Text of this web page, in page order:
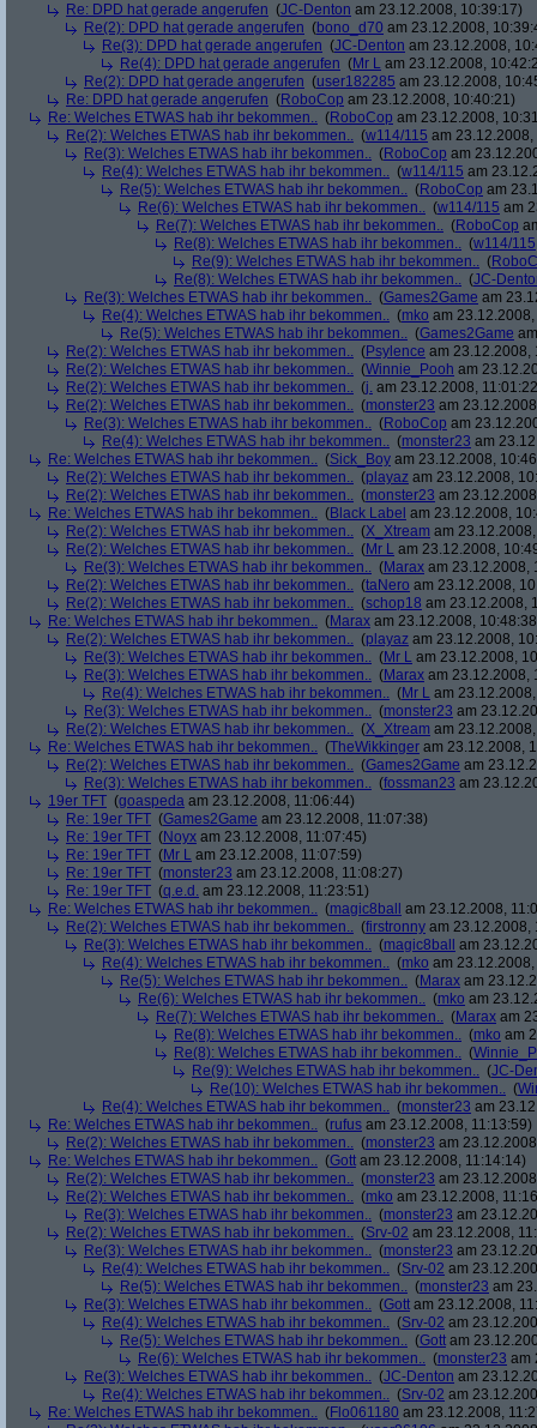
Re: DPD hat gerade angerufen (JC-Denton am 23.12.2008, 10:39:17)
Re(2): DPD hat gerade angerufen (bono_d70 am 23.12.2008,
Re(3): DPD hat gerade angerufen (JC-Denton am 23.12.2008,
Re(4): DPD hat gerade angerufen (Mr L am 23.12.2008,
Re(2): DPD hat gerade angerufen (user182285 am 23.12.2008,
Re: DPD hat gerade angerufen (RoboCop am 23.12.2008, 10:40:21)
Re: Welches ETWAS hab ihr bekommen.. (RoboCop am 23.12.2008,
Re(2): Welches ETWAS hab ihr bekommen.. (w114/115 am
Re(3): Welches ETWAS hab ihr bekommen.. (RoboCop am
Re(4): Welches ETWAS hab ihr bekommen.. (w114/115 am
Re(5): Welches ETWAS hab ihr bekommen.. (RoboCop am
Re(6): Welches ETWAS hab ihr bekommen.. (w114/115 am
Re(7): Welches ETWAS hab ihr bekommen.. (RoboCop
Re(8): Welches ETWAS hab ihr bekommen.. (w114/115
Re(9): Welches ETWAS hab ihr bekommen.. (
Re(8): Welches ETWAS hab ihr bekommen.. (JC-
Re(3): Welches ETWAS hab ihr bekommen.. (Games2Game am
Re(4): Welches ETWAS hab ihr bekommen.. (mko am
Re(5): Welches ETWAS hab ihr bekommen.. (Games2Game
Re(2): Welches ETWAS hab ihr bekommen.. (Psylence am 23.12.2008,
Re(2): Welches ETWAS hab ihr bekommen.. (Winnie_Pooh am
Re(2): Welches ETWAS hab ihr bekommen.. (j. am 23.12.2008,
Re(2): Welches ETWAS hab ihr bekommen.. (monster23 am
Re(3): Welches ETWAS hab ihr bekommen.. (RoboCop am
Re(4): Welches ETWAS hab ihr bekommen.. (monster23 am
Re: Welches ETWAS hab ihr bekommen.. (Sick_Boy am 23.12.2008,
Re(2): Welches ETWAS hab ihr bekommen.. (playaz am 23.12.2008,
Re(2): Welches ETWAS hab ihr bekommen.. (monster23 am
Re: Welches ETWAS hab ihr bekommen.. (Black Label am 23.12.2008,
Re(2): Welches ETWAS hab ihr bekommen.. (X_Xtream am
Re(2): Welches ETWAS hab ihr bekommen.. (Mr L am 23.12.2008,
Re(3): Welches ETWAS hab ihr bekommen.. (Marax am 23.12.2008,
Re(2): Welches ETWAS hab ihr bekommen.. (taNero am 23.12.2008,
Re(2): Welches ETWAS hab ihr bekommen.. (schop18 am 23.12.2008,
Re: Welches ETWAS hab ihr bekommen.. (Marax am 23.12.2008,
Re(2): Welches ETWAS hab ihr bekommen.. (playaz am 23.12.2008,
Re(3): Welches ETWAS hab ihr bekommen.. (Mr L am 23.12.2008,
Re(3): Welches ETWAS hab ihr bekommen.. (Marax am 23.12.2008,
Re(4): Welches ETWAS hab ihr bekommen.. (Mr L am
Re(3): Welches ETWAS hab ihr bekommen.. (monster23 am
Re(2): Welches ETWAS hab ihr bekommen.. (X_Xtream am
Re: Welches ETWAS hab ihr bekommen.. (TheWikkinger am 23.12.2008,
Re(2): Welches ETWAS hab ihr bekommen.. (Games2Game am
Re(3): Welches ETWAS hab ihr bekommen.. (fossman23 am
19er TFT (goaspeda am 23.12.2008, 11:06:44)
Re: 19er TFT (Games2Game am 23.12.2008, 11:07:38)
Re: 19er TFT (Noyx am 23.12.2008, 11:07:45)
Re: 19er TFT (Mr L am 23.12.2008, 11:07:59)
Re: 19er TFT (monster23 am 23.12.2008, 11:08:27)
Re: 19er TFT (q.e.d. am 23.12.2008, 11:23:51)
Re: Welches ETWAS hab ihr bekommen.. (magic8ball
am 23.12.2008,
Re(2): Welches ETWAS hab ihr bekommen.. (firstronny am 23.12.2008,
Re(3): Welches ETWAS hab ihr bekommen.. (magic8ball
am
Re(4): Welches ETWAS hab ihr bekommen.. (mko am
Re(5): Welches ETWAS hab ihr bekommen.. (Marax am
Re(6): Welches ETWAS hab ihr bekommen.. (mko am
Re(7): Welches ETWAS hab ihr bekommen.. (Marax am
Re(8): Welches ETWAS hab ihr bekommen.. (mko am
Re(8): Welches ETWAS hab ihr bekommen.. (
Re(9): Welches ETWAS hab ihr bekommen.. (JC-
Re(10): Welches ETWAS hab ihr bekommen.. (
Re(4): Welches ETWAS hab ihr bekommen.. (monster23 am
Re: Welches ETWAS hab ihr bekommen.. (rufus am 23.12.2008, 11:13:59)
Re(2): Welches ETWAS hab ihr bekommen.. (monster23 am
Re: Welches ETWAS hab ihr bekommen.. (Gott am 23.12.2008, 11:14:14)
Re(2): Welches ETWAS hab ihr bekommen.. (monster23 am
Re(2): Welches ETWAS hab ihr bekommen.. (mko am 23.12.2008,
Re(3): Welches ETWAS hab ihr bekommen.. (monster23 am
Re(2): Welches ETWAS hab ihr bekommen.. (Srv-02 am 23.12.2008,
Re(3): Welches ETWAS hab ihr bekommen.. (monster23 am
Re(4): Welches ETWAS hab ihr bekommen.. (Srv-02 am
Re(5): Welches ETWAS hab ihr bekommen.. (monster23 am
Re(3): Welches ETWAS hab ihr bekommen.. (Gott am 23.12.2008,
Re(4): Welches ETWAS hab ihr bekommen.. (Srv-02 am
Re(5): Welches ETWAS hab ihr bekommen.. (Gott am
Re(6): Welches ETWAS hab ihr bekommen.. (monster23 am
Re(3): Welches ETWAS hab ihr bekommen.. (JC-Denton am
Re(4): Welches ETWAS hab ihr bekommen.. (Srv-02 am
Re: Welches ETWAS hab ihr bekommen.. (Flo061180 am 23.12.2008,